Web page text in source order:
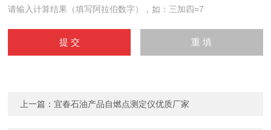
请输入计算结果（填写阿拉伯数字），如：三加四=7
上一篇：宜春石油产品自燃点测定仪优质厂家